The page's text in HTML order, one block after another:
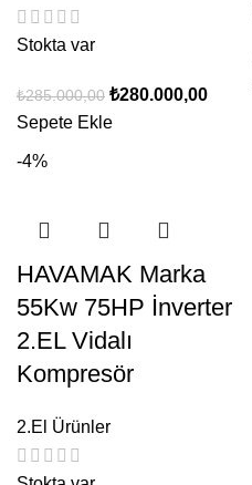
Stokta var
₺285.000,00 ₺280.000,00
Sepete Ekle
-4%
HAVAMAK Marka
55Kw 75HP İnverter
2.EL Vidalı
Kompresör
2.El Ürünler